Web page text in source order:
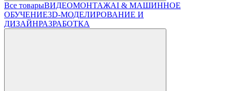
Все товарыВИДЕОМОНТАЖAI & МАШИННОЕ
ОБУЧЕНИЕ3D-МОДЕЛИРОВАНИЕ И
ДИЗАЙНРАЗРАБОТКА